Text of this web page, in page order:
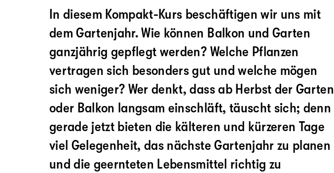
In diesem Kompakt-Kurs beschäftigen wir uns mit
dem Gartenjahr. Wie können Balkon und Garten
ganzjährig gepflegt werden? Welche Pflanzen
vertragen sich besonders gut und welche mögen
sich weniger? Wer denkt, dass ab Herbst der Garten
oder Balkon langsam einschläft, täuscht sich; denn
gerade jetzt bieten die kälteren und kürzeren Tage
viel Gelegenheit, das nächste Gartenjahr zu planen
und die geernteten Lebensmittel richtig zu